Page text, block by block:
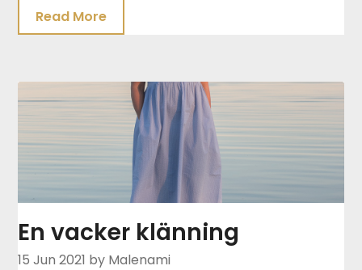
Read More
En vacker klänning
15 Jun 2021 by Malenami